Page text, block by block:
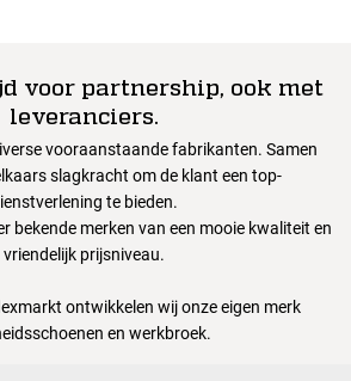
voor partnership, ook met
leveranciers.
vooraanstaande fabrikanten. Samen
slagkracht om de klant een top-
te bieden.
bekende merken van een mooie kwaliteit en
vriendelijk prijsniveau.
ontwikkelen wij onze eigen merk
en werkbroek.